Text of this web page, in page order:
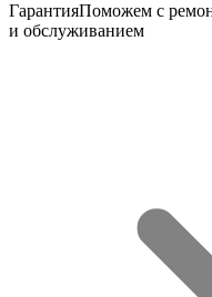
ГарантияПоможем с
и обслуживанием